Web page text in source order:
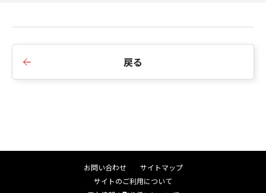
戻る
お問い合わせ
サイトマップ
サイトのご利用について